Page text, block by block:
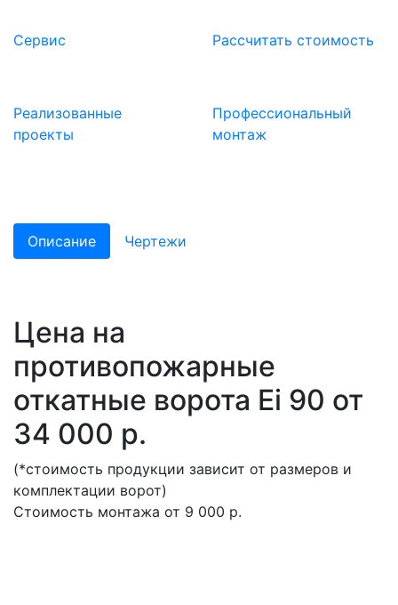
Сервис Расcчитать стоимость
Реализованные
проекты
Профессиональный
монтаж
Описание Чертежи
Цена на
противопожарные
откатные ворота Ei 90 от
34 000 р.
(*стоимость продукции зависит от размеров и
комплектации ворот)
Стоимость монтажа от 9 000 р.